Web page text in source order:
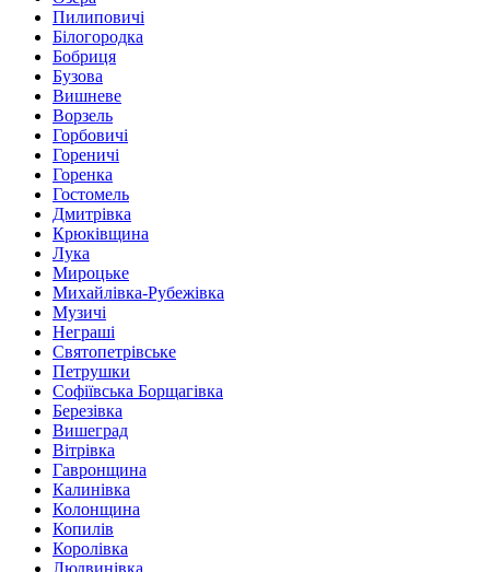
Пилиповичі
Білогородка
Бобриця
Бузова
Вишневе
Ворзель
Горбовичі
Гореничі
Горенка
Гостомель
Дмитрівка
Крюківщина
Лука
Мироцьке
Михайлівка-Рубежівка
Музичі
Неграші
Святопетрівське
Петрушки
Софіївська Борщагівка
Березівка
Вишеград
Вітрівка
Гавронщина
Калинівка
Колонщина
Копилів
Королівка
Людвинівка